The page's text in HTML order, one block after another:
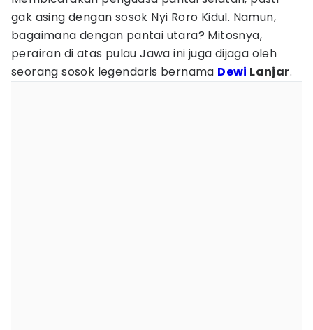
gak asing dengan sosok Nyi Roro Kidul. Namun,
bagaimana dengan pantai utara? Mitosnya,
perairan di atas pulau Jawa ini juga dijaga oleh
seorang sosok legendaris bernama Dewi Lanjar.